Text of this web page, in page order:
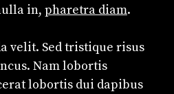
in, pharetra diam.
velit. Sed tristique risus
Nam lobortis
lobortis dui dapibus